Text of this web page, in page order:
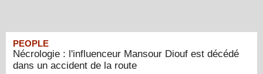
PEOPLE
Nécrologie : l'influenceur Mansour Diouf est décédé
dans un accident de la route